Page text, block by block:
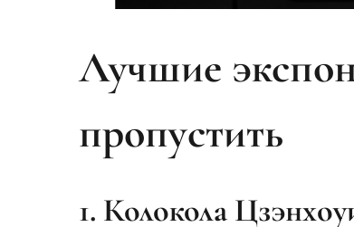
Лучшие
пропустить
1. Колокола